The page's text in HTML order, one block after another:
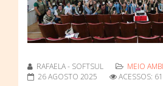
RAFAELA - SOFTSUL
MEIO
26 AGOSTO 2025
ACESSOS: